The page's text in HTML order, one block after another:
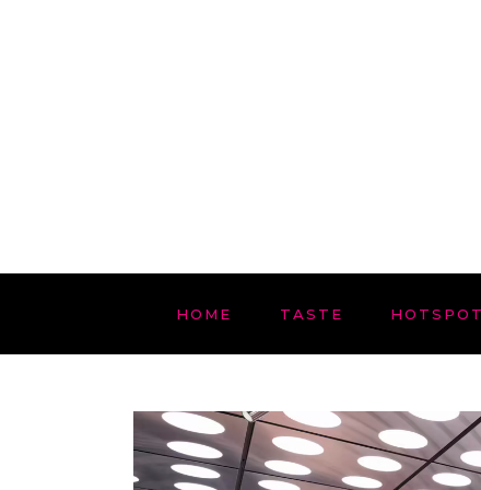
HOME TASTE